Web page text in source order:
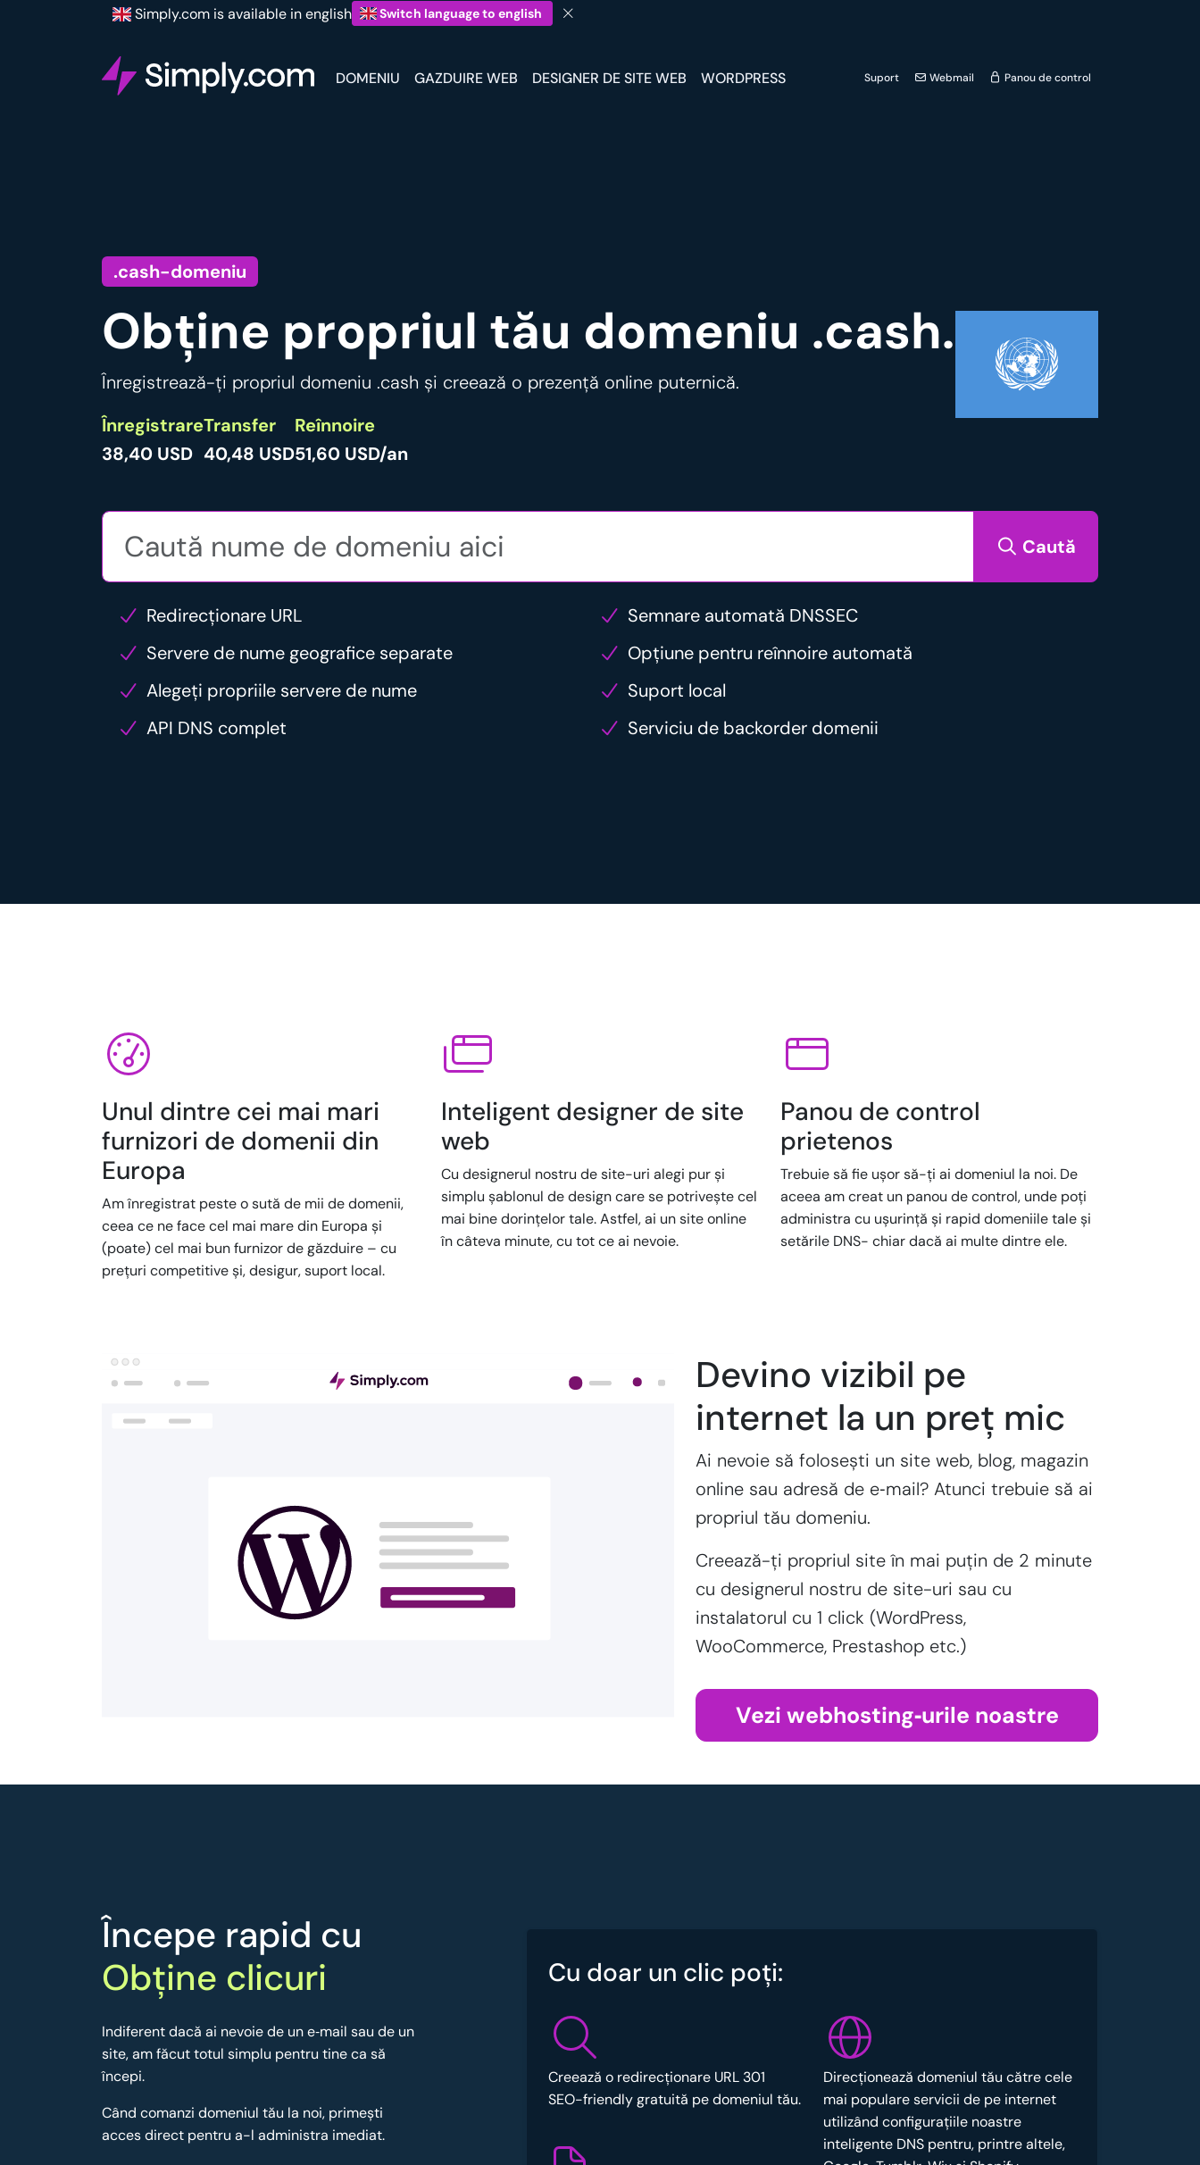
Simply.com is available in english Switch language to english
DOMENIU GAZDUIRE WEB DESIGNER DE SITE WEB WORDPRESS Suport Webmail Panou de control
.cash-domeniu
Obține propriul tău domeniu .cash.
Înregistrează-ți propriul domeniu .cash și creează o prezență online puternică.
Înregistrare
38,40 USD
Transfer
40,48 USD
Reînnoire
51,60 USD/an
Caută
Redirecționare URL
Semnare automată DNSSEC
Servere de nume geografice separate
Opțiune pentru reînnoire automată
Alegeți propriile servere de nume
Suport local
API DNS complet
Serviciu de backorder domenii
Unul dintre cei mai mari
furnizori de domenii din
Europa
Am înregistrat peste o sută de mii de domenii,
ceea ce ne face cel mai mare din Europa și
(poate) cel mai bun furnizor de găzduire – cu
prețuri competitive și, desigur, suport local.
Inteligent designer de site
web
Cu designerul nostru de site-uri alegi pur și
simplu șablonul de design care se potrivește cel
mai bine dorințelor tale. Astfel, ai un site online
în câteva minute, cu tot ce ai nevoie.
Panou de control
prietenos
Trebuie să fie ușor să-ți ai domeniul la noi. De
aceea am creat un panou de control, unde poți
administra cu ușurință și rapid domeniile tale și
setările DNS- chiar dacă ai multe dintre ele.
Devino vizibil pe
internet la un preț mic
Ai nevoie să folosești un site web, blog, magazin
online sau adresă de e‑mail? Atunci trebuie să ai
propriul tău domeniu.
Creează-ți propriul site în mai puțin de 2 minute
cu designerul nostru de site-uri sau cu
instalatorul cu 1 click (WordPress,
WooCommerce, Prestashop etc.)
Vezi webhosting‑urile noastre
Începe rapid cu
Obține clicuri
Indiferent dacă ai nevoie de un e‑mail sau de un
site, am făcut totul simplu pentru tine ca să
începi.
Când comanzi domeniul tău la noi, primești
acces direct pentru a-l administra imediat.
Cu doar un clic poţi:
Creează o redirecționare URL 301
SEO-friendly gratuită pe domeniul tău.
Direcționează domeniul tău către cele
mai populare servicii de pe internet
utilizând configurațiile noastre
inteligente DNS pentru, printre altele,